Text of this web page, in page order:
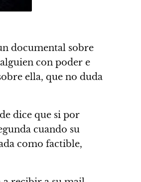
documental sobre
con poder e
ella, que no duda
dice que si por
cuando su
como factible,